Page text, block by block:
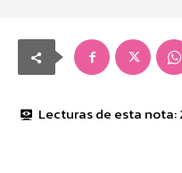
Lecturas de esta nota: